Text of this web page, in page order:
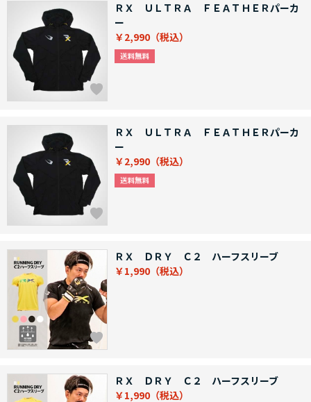
ＲＸ ＵＬＴＲＡ ＦＥＡＴＨＥＲパーカ
ー
￥2,990
ＲＸ ＵＬＴＲＡ ＦＥＡＴＨＥＲパーカ
ー
￥2,990
ＲＸ ＤＲＹ Ｃ２ ハーフスリーブ
￥1,990
ＲＸ ＤＲＹ Ｃ２ ハーフスリーブ
￥1,990